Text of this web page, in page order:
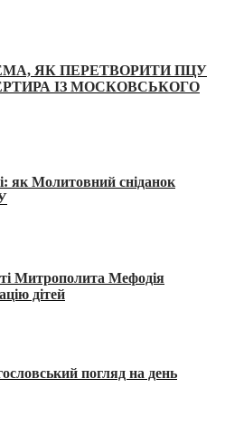
ЯК ПЕРЕТВОРИТИ ПЦУ
ІЗ МОСКОВСЬКОГО
як Молитовний сніданок
Митрополита Мефодія
дітей
погляд на день